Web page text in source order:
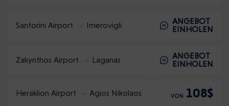
Santorini Airport Imerovigli
ANGEBOT
EINHOLEN
Zakynthos Airport Laganas
ANGEBOT
EINHOLEN
Heraklion Airport Agios Nikolaos VON 108$